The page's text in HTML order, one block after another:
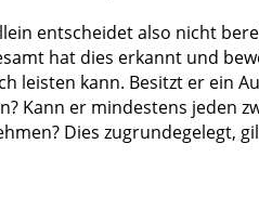
entscheidet also nicht
hat dies erkannt und
leisten kann. Besitzt er ein
Kann er mindestens jeden
Dies zugrundegelegt,